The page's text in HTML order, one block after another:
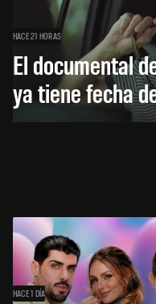
HACE 21 HORAS
El documental
ya tiene fecha
HACE 1 DÍA